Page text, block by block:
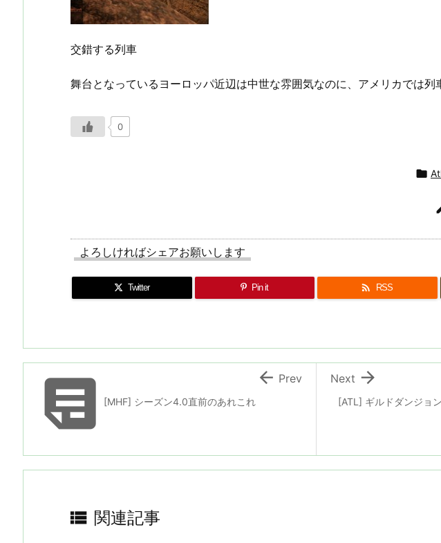
交錯する列車
舞台となっているヨーロッパ近辺は中世な雰囲気なのに、アメリカでは列
0

よろしければシェアお願いします
Twitter Pin it  RSS
[ATL] ギルドダンジョ

Next
[MHF] シーズン4.0直前のあれこれ
 Prev
 関連記事